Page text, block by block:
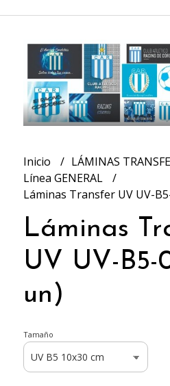
Inicio
LÁMINAS
Línea GENERAL
Láminas Transfer UV UV-
Láminas
UV UV-B5-
un)
Tamaño